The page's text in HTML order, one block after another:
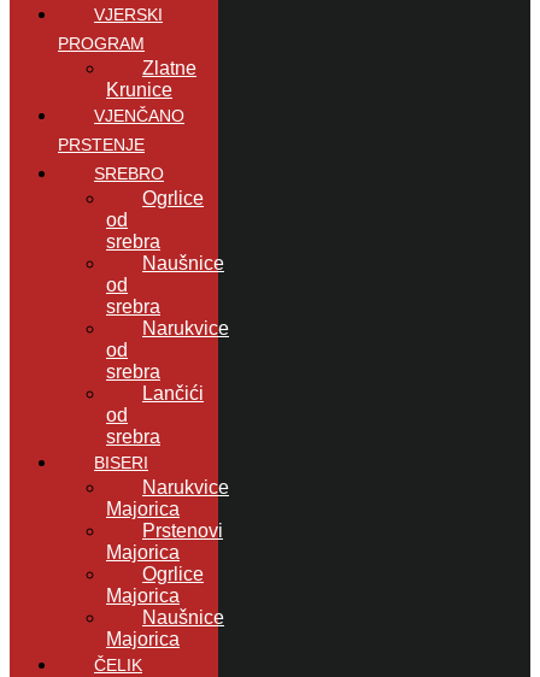
VJERSKI
PROGRAM
Zlatne
Krunice
VJENČANO
PRSTENJE
SREBRO
Ogrlice
od
srebra
Naušnice
od
srebra
Narukvice
od
srebra
Lančići
od
srebra
BISERI
Narukvice
Majorica
Prstenovi
Majorica
Ogrlice
Majorica
Naušnice
Majorica
ČELIK